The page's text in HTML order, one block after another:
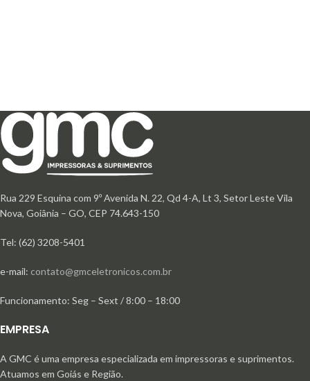
Rua 229 Esquina com 9º Avenida N. 22, Qd 4-A, Lt 3, Setor Leste Vila
Nova, Goiânia – GO, CEP 74.643-150
Tel: (62) 3208-5401
e-mail: contato@gmceletronicos.com.br
Funcionamento: Seg – Sext / 8:00 – 18:00
EMPRESA
A GMC é uma empresa especializada em impressoras e suprimentos.
Atuamos em Goiás e Região.